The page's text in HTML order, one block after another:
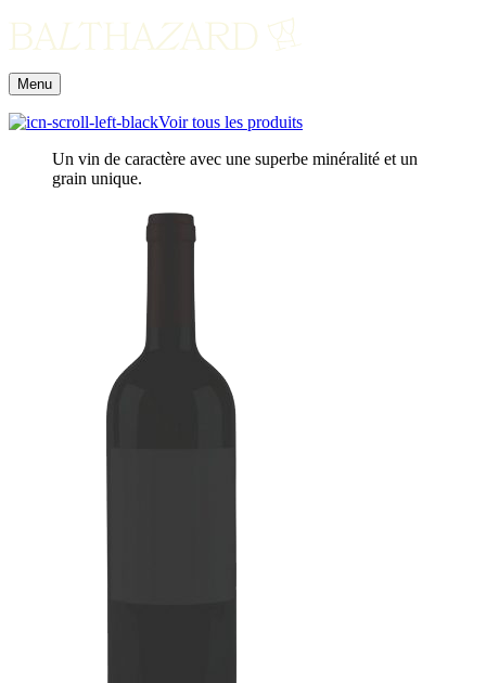
Menu
Voir tous les produits
Un vin de caractère avec une superbe minéralité et un
grain unique.